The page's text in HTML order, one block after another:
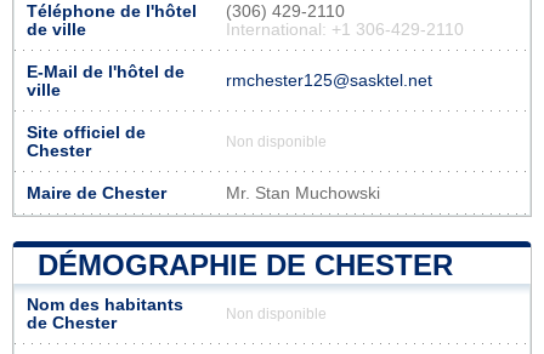
Téléphone de l'hôtel
de ville
(306) 429-2110
International: +1 306-429-2110
E-Mail de l'hôtel de
ville
rmchester125@sasktel.net
Site officiel de
Chester
Non disponible
Maire de Chester Mr. Stan Muchowski
DÉMOGRAPHIE DE CHESTER
Nom des habitants
de Chester
Non disponible